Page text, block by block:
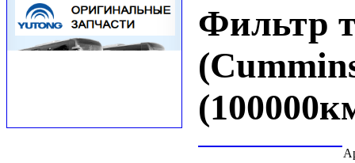
Фильтр